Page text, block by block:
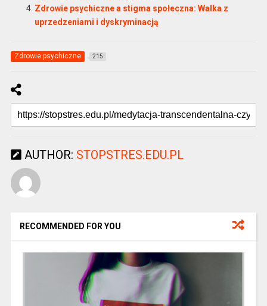
Zdrowie psychiczne a stigma społeczna: Walka z
uprzedzeniami i dyskryminacją
Zdrowie psychiczne 215
AUTHOR: STOPSTRES.EDU.PL
RECOMMENDED FOR YOU